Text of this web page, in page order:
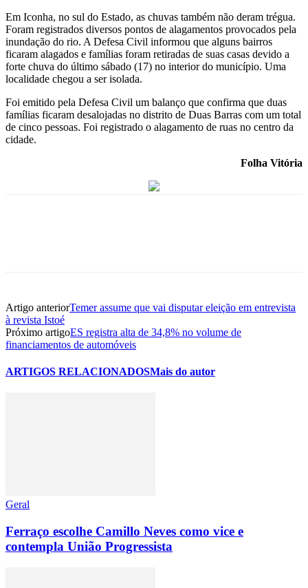
Em Iconha, no sul do Estado, as chuvas também não deram trégua.
Foram registrados diversos pontos de alagamentos provocados pela
inundação do rio. A Defesa Civil informou que alguns bairros
ficaram alagados e famílias foram retiradas de suas casas devido a
forte chuva do último sábado (17) no interior do município. Uma
localidade chegou a ser isolada.
Foi emitido pela Defesa Civil um balanço que confirma que duas
famílias ficaram desalojadas no distrito de Duas Barras com um total
de cinco pessoas. Foi registrado o alagamento de ruas no centro da
cidade.
Folha Vitória
Artigo anteriorTemer assume que vai disputar eleição em entrevista
à revista Istoé
Próximo artigoES registra alta de 34,8% no volume de
financiamentos de automóveis
ARTIGOS RELACIONADOSMais do autor
Geral
Ferraço escolhe Camillo Neves como vice e
contempla União Progressista